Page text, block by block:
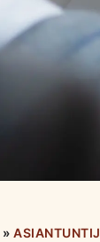
»